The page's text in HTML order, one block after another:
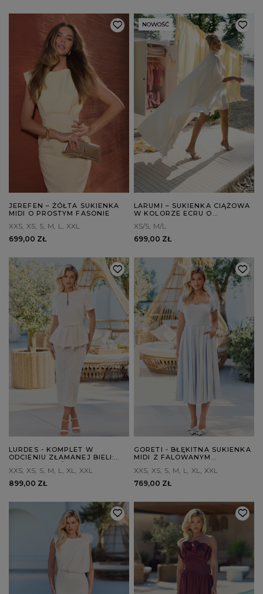
JEREFEN – ŻÓŁTA SUKIENKA
MIDI O PROSTYM FASONIE
XXS XS S M L XXL
699,00 ZŁ
NOWOŚĆ
LARUMI – SUKIENKA CIĄŻOWA
W KOLORZE ECRU O
XS/S M/L
699,00 ZŁ
LURDES - KOMPLET W
ODCIENIU ZŁAMANEJ BIELI:
XXS XS S M L XL
XXL
899,00 ZŁ
GORETI - BŁĘKITNA SUKIENKA
MIDI Z FALOWANYM
XXS XS S M L XL
XXL
769,00 ZŁ